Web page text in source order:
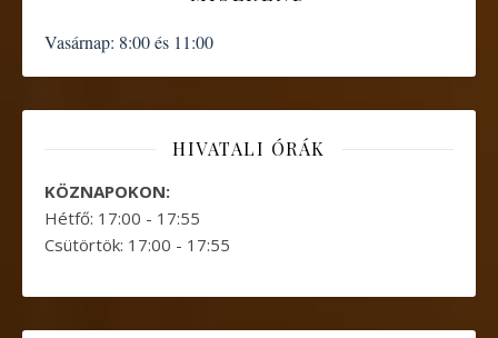
Vasárnap: 8:00 és 11:00
HIVATALI ÓRÁK
KÖZNAPOKON:
Hétfő: 17:00 - 17:55
Csütörtök: 17:00 - 17:55